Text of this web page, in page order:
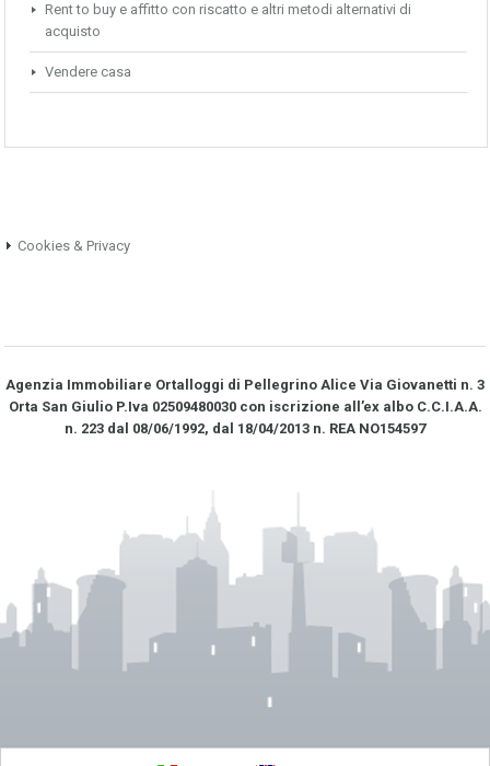
Rent to buy e affitto con riscatto e altri metodi alternativi di
acquisto
Vendere casa
Cookies & Privacy
Agenzia Immobiliare Ortalloggi di Pellegrino Alice Via Giovanetti n. 3
Orta San Giulio P.Iva 02509480030 con iscrizione all’ex albo C.C.I.A.A.
n. 223 dal 08/06/1992, dal 18/04/2013 n. REA NO­154597